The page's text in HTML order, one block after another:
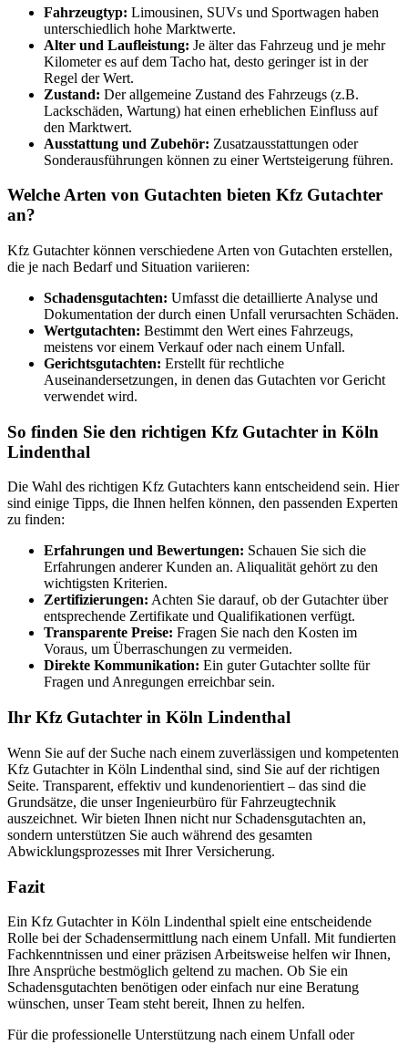
Fahrzeugtyp: Limousinen, SUVs und Sportwagen haben
unterschiedlich hohe Marktwerte.
Alter und Laufleistung: Je älter das Fahrzeug und je mehr
Kilometer es auf dem Tacho hat, desto geringer ist in der
Regel der Wert.
Zustand: Der allgemeine Zustand des Fahrzeugs (z.B.
Lackschäden, Wartung) hat einen erheblichen Einfluss auf
den Marktwert.
Ausstattung und Zubehör: Zusatzausstattungen oder
Sonderausführungen können zu einer Wertsteigerung führen.
Welche Arten von Gutachten bieten Kfz Gutachter
an?
Kfz Gutachter können verschiedene Arten von Gutachten erstellen,
die je nach Bedarf und Situation variieren:
Schadensgutachten: Umfasst die detaillierte Analyse und
Dokumentation der durch einen Unfall verursachten Schäden.
Wertgutachten: Bestimmt den Wert eines Fahrzeugs,
meistens vor einem Verkauf oder nach einem Unfall.
Gerichtsgutachten: Erstellt für rechtliche
Auseinandersetzungen, in denen das Gutachten vor Gericht
verwendet wird.
So finden Sie den richtigen Kfz Gutachter in Köln
Lindenthal
Die Wahl des richtigen Kfz Gutachters kann entscheidend sein. Hier
sind einige Tipps, die Ihnen helfen können, den passenden Experten
zu finden:
Erfahrungen und Bewertungen: Schauen Sie sich die
Erfahrungen anderer Kunden an. Aliqualität gehört zu den
wichtigsten Kriterien.
Zertifizierungen: Achten Sie darauf, ob der Gutachter über
entsprechende Zertifikate und Qualifikationen verfügt.
Transparente Preise: Fragen Sie nach den Kosten im
Voraus, um Überraschungen zu vermeiden.
Direkte Kommunikation: Ein guter Gutachter sollte für
Fragen und Anregungen erreichbar sein.
Ihr Kfz Gutachter in Köln Lindenthal
Wenn Sie auf der Suche nach einem zuverlässigen und kompetenten
Kfz Gutachter in Köln Lindenthal sind, sind Sie auf der richtigen
Seite. Transparent, effektiv und kundenorientiert – das sind die
Grundsätze, die unser Ingenieurbüro für Fahrzeugtechnik
auszeichnet. Wir bieten Ihnen nicht nur Schadensgutachten an,
sondern unterstützen Sie auch während des gesamten
Abwicklungsprozesses mit Ihrer Versicherung.
Fazit
Ein Kfz Gutachter in Köln Lindenthal spielt eine entscheidende
Rolle bei der Schadensermittlung nach einem Unfall. Mit fundierten
Fachkenntnissen und einer präzisen Arbeitsweise helfen wir Ihnen,
Ihre Ansprüche bestmöglich geltend zu machen. Ob Sie ein
Schadensgutachten benötigen oder einfach nur eine Beratung
wünschen, unser Team steht bereit, Ihnen zu helfen.
Für die professionelle Unterstützung nach einem Unfall oder